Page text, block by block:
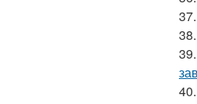
37.
38.
39.
40.